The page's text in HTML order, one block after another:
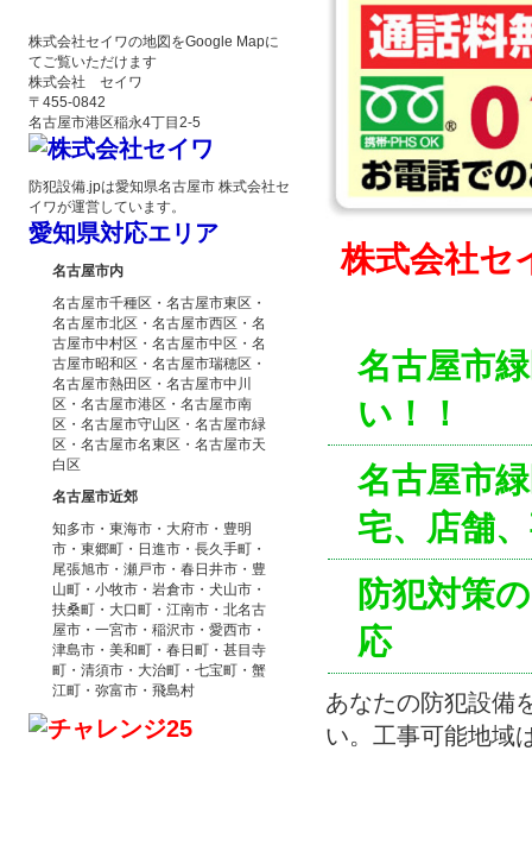
株式会社セ
名古屋市
い！！
名古屋市
宅、店舗
防犯対策
応
あなたの防犯設備
い。工事可能地域
株式会社セイワの地図をGoogle Mapに
てご覧いただけます
株式会社 セイワ
〒455-0842
名古屋市港区稲永4丁目2-5
防犯設備.jpは愛知県名古屋市 株式会社セ
イワが運営しています。
愛知県対応エリア
名古屋市内
名古屋市千種区・名古屋市東区・
名古屋市北区・名古屋市西区・名
古屋市中村区・名古屋市中区・名
古屋市昭和区・名古屋市瑞穂区・
名古屋市熱田区・名古屋市中川
区・名古屋市港区・名古屋市南
区・名古屋市守山区・名古屋市緑
区・名古屋市名東区・名古屋市天
白区
名古屋市近郊
知多市・東海市・大府市・豊明
市・東郷町・日進市・長久手町・
尾張旭市・瀬戸市・春日井市・豊
山町・小牧市・岩倉市・犬山市・
扶桑町・大口町・江南市・北名古
屋市・一宮市・稲沢市・愛西市・
津島市・美和町・春日町・甚目寺
町・清須市・大治町・七宝町・蟹
江町・弥富市・飛島村